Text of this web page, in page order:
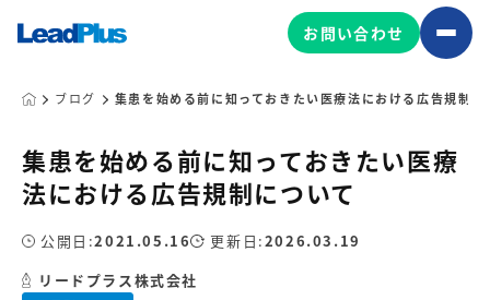
広告プロモーション
MA/CRM/SFA導入・運用
Web制作
マーケティングコンサルティング
お問い合わせ
ブログ 集患を始める前に知っておきたい医療法における広告規制に
集患を始める前に知っておきたい医療
法における広告規制について
公開日:2021.05.16 更新日:2026.03.19
リードプラス株式会社